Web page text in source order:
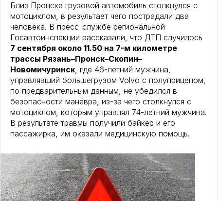
Близ Пронска грузовой автомобиль столкнулся с
мотоциклом, в результает чего пострадали два
человека. В пресс-службе региональной
Госавтоинспекции рассказали, что ДТП случилось
7 сентября около 11.50 на 7-м километре
трассы Рязань–Пронск–Скопин–
Новомичуринск, где 46-летний мужчина,
управлявший большегрузом Volvo с полуприцепом,
по предварительным данным, не убедился в
безопасности манёвра, из-за чего столкнулся с
мотоциклом, которым управлял 74-летний мужчина.
В результате травмы получили байкер и его
пассажирка, им оказали медицинскую помощь.